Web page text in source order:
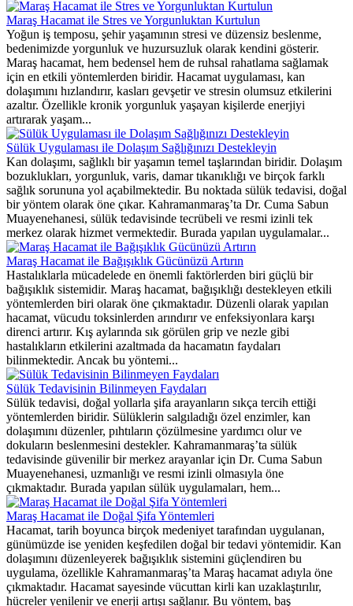
Maraş Hacamat ile Stres ve Yorgunluktan Kurtulun
Yoğun iş temposu, şehir yaşamının stresi ve düzensiz beslenme,
bedenimizde yorgunluk ve huzursuzluk olarak kendini gösterir.
Maraş hacamat, hem bedensel hem de ruhsal rahatlama sağlamak
için en etkili yöntemlerden biridir. Hacamat uygulaması, kan
dolaşımını hızlandırır, kasları gevşetir ve stresin olumsuz etkilerini
azaltır. Özellikle kronik yorgunluk yaşayan kişilerde enerjiyi
artırarak yaşam...
Sülük Uygulaması ile Dolaşım Sağlığınızı Destekleyin
Kan dolaşımı, sağlıklı bir yaşamın temel taşlarından biridir. Dolaşım
bozuklukları, yorgunluk, varis, damar tıkanıklığı ve birçok farklı
sağlık sorununa yol açabilmektedir. Bu noktada sülük tedavisi, doğal
bir yöntem olarak öne çıkar. Kahramanmaraş’ta Dr. Cuma Sabun
Muayenehanesi, sülük tedavisinde tecrübeli ve resmi izinli tek
merkez olarak hizmet vermektedir. Burada yapılan uygulamalar...
Maraş Hacamat ile Bağışıklık Gücünüzü Artırın
Hastalıklarla mücadelede en önemli faktörlerden biri güçlü bir
bağışıklık sistemidir. Maraş hacamat, bağışıklığı destekleyen etkili
yöntemlerden biri olarak öne çıkmaktadır. Düzenli olarak yapılan
hacamat, vücudu toksinlerden arındırır ve enfeksiyonlara karşı
direnci artırır. Kış aylarında sık görülen grip ve nezle gibi
hastalıkların etkilerini azaltmada da hacamatın faydaları
bilinmektedir. Ancak bu yöntemi...
Sülük Tedavisinin Bilinmeyen Faydaları
Sülük tedavisi, doğal yollarla şifa arayanların sıkça tercih ettiği
yöntemlerden biridir. Sülüklerin salgıladığı özel enzimler, kan
dolaşımını düzenler, pıhtıların çözülmesine yardımcı olur ve
dokuların beslenmesini destekler. Kahramanmaraş’ta sülük
tedavisinde güvenilir bir merkez arayanlar için Dr. Cuma Sabun
Muayenehanesi, uzmanlığı ve resmi izinli olmasıyla öne
çıkmaktadır. Burada yapılan sülük uygulamaları, hem...
Maraş Hacamat ile Doğal Şifa Yöntemleri
Hacamat, tarih boyunca birçok medeniyet tarafından uygulanan,
günümüzde ise yeniden keşfedilen doğal bir tedavi yöntemidir. Kan
dolaşımını düzenleyerek bağışıklık sistemini güçlendiren bu
uygulama, özellikle Kahramanmaraş’ta Maraş hacamat adıyla öne
çıkmaktadır. Hacamat sayesinde vücuttan kirli kan uzaklaştırılır,
hücreler yenilenir ve enerji artışı sağlanır. Bu yöntem, baş